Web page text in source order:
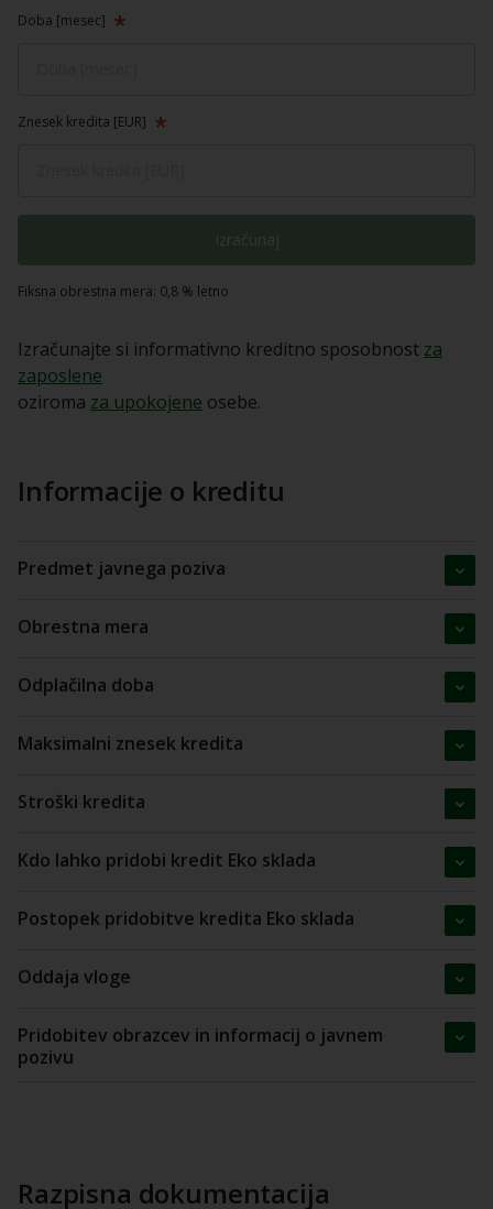
Doba [mesec]
Znesek kredita [EUR]
Izračunaj
Fiksna obrestna mera: 0,8 % letno
Izračunajte si informativno kreditno sposobnost za
zaposlene
oziroma za upokojene osebe.
Informacije o kreditu
Predmet javnega poziva
Obrestna mera
Odplačilna doba
Maksimalni znesek kredita
Stroški kredita
Kdo lahko pridobi kredit Eko sklada
Postopek pridobitve kredita Eko sklada
Oddaja vloge
Pridobitev obrazcev in informacij o javnem
pozivu
Razpisna dokumentacija